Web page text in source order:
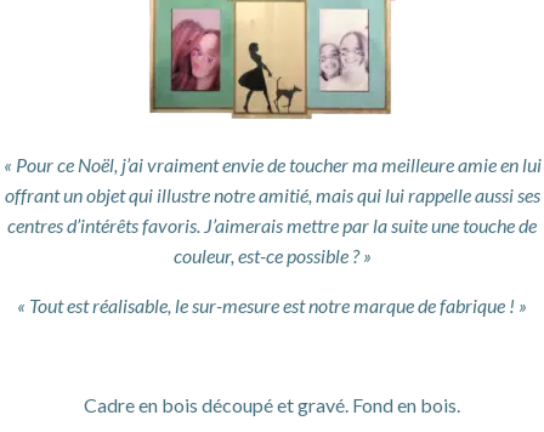
« Pour ce Noël, j’ai vraiment envie de toucher ma meilleure amie en lui
offrant un objet qui illustre notre amitié, mais qui lui rappelle aussi ses
centres d’intérêts favoris. J’aimerais mettre par la suite une touche de
couleur, est-ce possible ? »
« Tout est réalisable, le sur-mesure est notre marque de fabrique ! »
Cadre en bois découpé et gravé. Fond en bois.